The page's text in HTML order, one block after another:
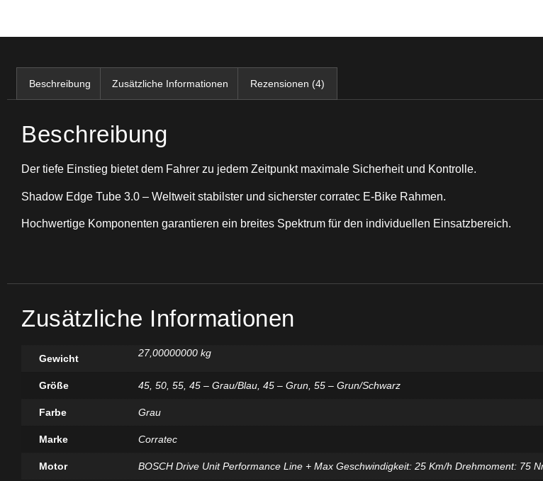
Beschreibung Zusätzliche Informationen Rezensionen (4)
Beschreibung
Der tiefe Einstieg bietet dem Fahrer zu jedem Zeitpunkt maximale Sicherheit und Kontrolle.
Shadow Edge Tube 3.0 – Weltweit stabilster und sicherster corratec E-Bike Rahmen.
Hochwertige Komponenten garantieren ein breites Spektrum für den individuellen Einsatzbereich.
Zusätzliche Informationen
Gewicht 27,00000000 kg
Größe 45 50 55 45 – Grau/Blau 45 – Grun 55 – Grun/Schwarz
Farbe Grau
Marke Corratec
Motor BOSCH Drive Unit Performance Line + Max Geschwindigkeit: 25 Km/h Drehmoment: 75